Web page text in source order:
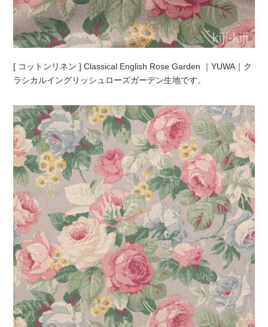
[ コットンリネン ] Classical English Rose Garden ｜YUWA｜ク
ラシカルイングリッシュローズガーデン生地です。